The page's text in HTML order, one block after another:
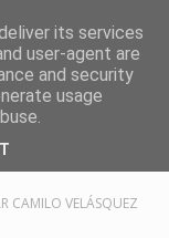
CAMILO VELÁSQUEZ
its services
user-agent are
and security
usage